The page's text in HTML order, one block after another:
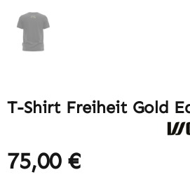
T-Shirt Freiheit Gold
Regulärer Preis:
75,00 €